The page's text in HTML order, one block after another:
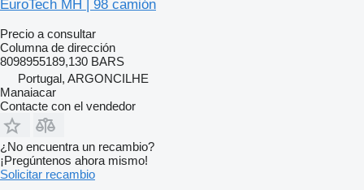
EuroTech MH | 98 camión
Precio a consultar
Columna de dirección
8098955189,130 BARS
Portugal, ARGONCILHE
Manaiacar
Contacte con el vendedor
¿No encuentra un recambio?
¡Pregúntenos ahora mismo!
Solicitar recambio